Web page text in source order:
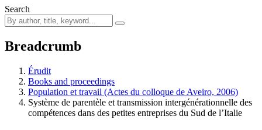
Search
Breadcrumb
Érudit
Books and proceedings
Population et travail (Actes du colloque de Aveiro, 2006)
Système de parentèle et transmission intergénérationnelle des
compétences dans des petites entreprises du Sud de l’Italie